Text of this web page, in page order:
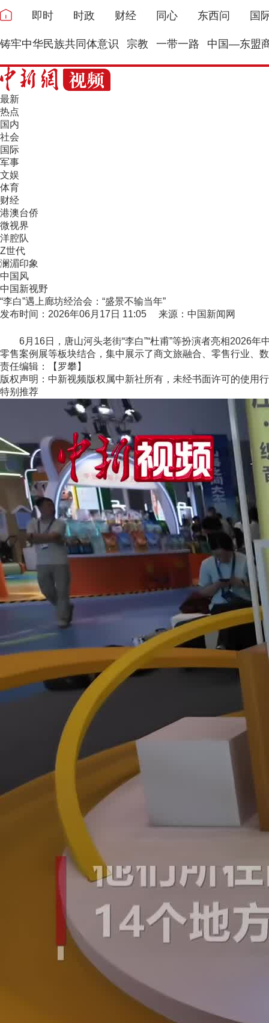
即时 时政 财经 同心 东西问 国
铸牢中华民族共同体意识 宗教 一带一路 中国—东盟
最新
热点
国内
社会
国际
军事
文娱
体育
财经
港澳台侨
微视界
洋腔队
Z世代
澜湄印象
中国风
中国新视野
“李白”遇上廊坊经洽会：“盛景不输当年”
发布时间：2026年06月17日 11:05 来源：中国新闻网
6月16日，唐山河头老街“李白”“杜甫”等扮演者亮相2026年
零售案例展等板块结合，集中展示了商文旅融合、零售行业、
责任编辑：【罗攀】
版权声明：中新视频版权属中新社所有，未经书面许可的使用
特别推荐